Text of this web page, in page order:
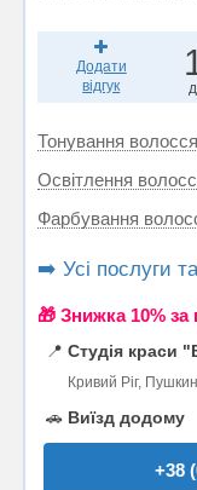
Додати
відгук
Тонування волосся
Освітлення
Фарбування
➡️ Усі послуги
🎁 Знижка 10%
📍 Студія краси
Кривий Ріг,
🚗 Виїзд додому
+38